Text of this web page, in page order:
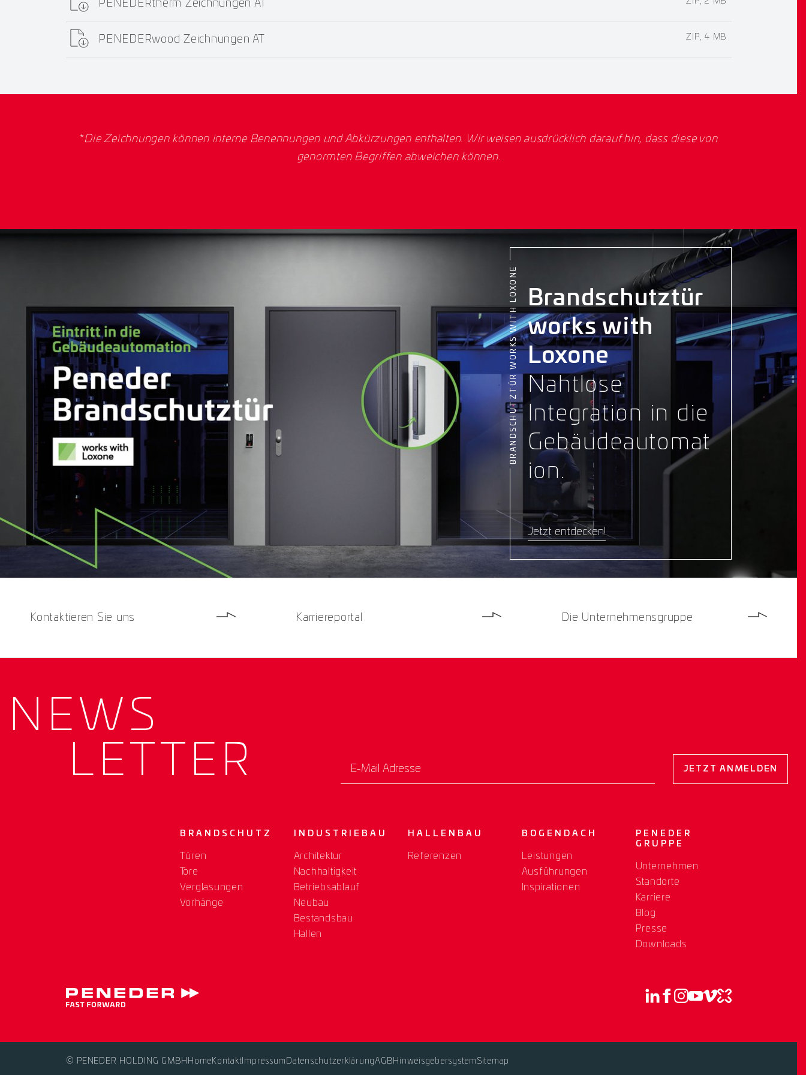
PENEDERtherm Zeichnungen AT
PENEDERwood Zeichnungen AT ZIP, 4 MB
*Die Zeichnungen können interne Benennungen und Abkürzungen enthalten. Wir weisen ausdrücklich darauf hin, dass diese von
genormten Begriffen abweichen können.
BRANDSCHUTZTÜR WORKS WITH LOXONE Brandschutztür
works with
Loxone
Nahtlose
Integration in die
Gebäudeautomat
ion.
Jetzt entdecken!
Kontaktieren Sie uns Karriereportal Die Unternehmensgruppe
NEWS­
LETTER
E-Mail Adresse
JETZT ANMELDEN
BRANDSCHUTZ
Türen
Tore
Verglasungen
Vorhänge
INDUSTRIEBAU
Architektur
Nachhaltigkeit
Betriebsablauf
Neubau
Bestandsbau
Hallen
HALLENBAU
Referenzen
BOGENDACH
Leistungen
Ausführungen
Inspirationen
PENEDER
GRUPPE
Unternehmen
Standorte
Karriere
Blog
Presse
Downloads
© PENEDER HOLDING GMBH Home Kontakt Impressum DatenschutzerklärungAGBHinweisgebersystem Sitemap